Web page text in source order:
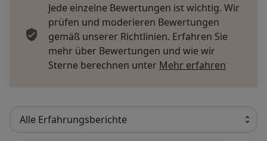
Jede einzelne Bewertungen ist wichtig. Wir
prüfen und moderieren Bewertungen
gemäß unserer Richtlinien. Erfahren Sie
mehr über Bewertungen und wie wir
Sterne berechnen unter Mehr erfahren